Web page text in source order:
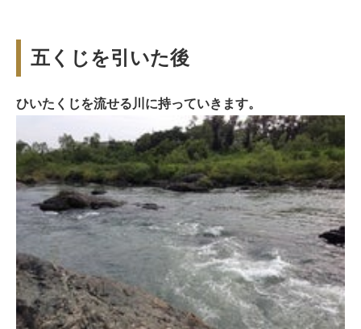
五くじを引いた後
ひいたくじを流せる川に持っていきます。